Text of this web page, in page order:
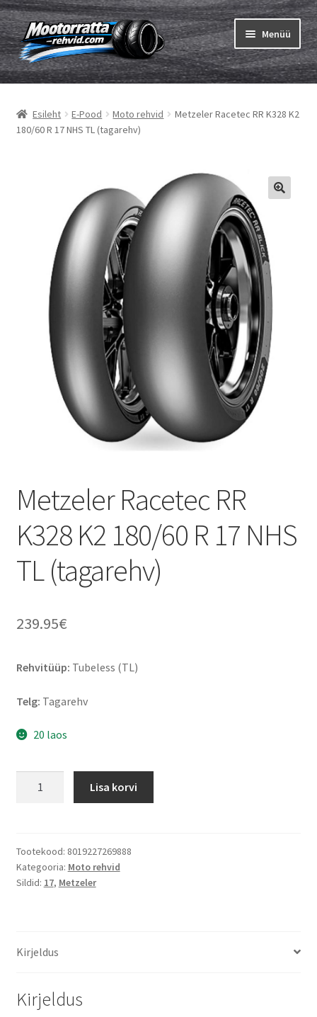
Liigu
navigeerimisele
Liigu
sisu
juurde
Menüü
Rehvid
Ava
Sisekumm
Ava
Ava
Kontakt
Esileht E-Pood Moto rehvid
Metzeler Racetec RR K328 K2
180/60 R 17 NHS TL (tagarehv)
Metzeler Racetec RR
K328 K2 180/60 R 17 NHS
TL (tagarehv)
239.95€
Rehvitüüp: Tubeless (TL)
Telg: Tagarehv
20 laos
K2
180/60
R
(tagarehv)
Lisa korvi
Tootekood: 8019227269888
Kategooria: Moto rehvid
Sildid: 17, Metzeler
Kirjeldus
Kirjeldus